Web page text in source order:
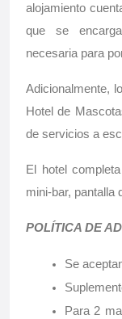
alojamiento
que se
necesaria para
Adicionalmente,
Hotel de
de servicios a
El hotel
mini-bar, pantalla
POLÍTICA DE
Se
Para 2